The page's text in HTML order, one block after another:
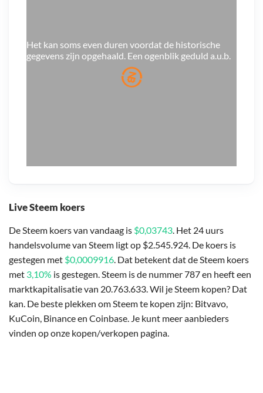
Live Steem koers
De Steem koers van vandaag is $0,03743. Het 24 uurs
handelsvolume van Steem ligt op $2.545.924. De koers is
gestegen met $0,0009916. Dat betekent dat de Steem koers
met 3,10% is gestegen. Steem is de nummer 787 en heeft een
marktkapitalisatie van 20.763.633. Wil je Steem kopen? Dat
kan. De beste plekken om Steem te kopen zijn: Bitvavo,
KuCoin, Binance en Coinbase. Je kunt meer aanbieders
vinden op onze kopen/verkopen pagina.
Het kan soms even duren voordat de historische
gegevens zijn opgehaald. Een ogenblik geduld a.u.b.